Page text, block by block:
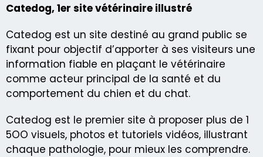
Catedog, 1er site vétérinaire illustré
Catedog est un site destiné au grand public se
fixant pour objectif d’apporter à ses visiteurs une
information fiable en plaçant le vétérinaire
comme acteur principal de la santé et du
comportement du chien et du chat.
Catedog est le premier site à proposer plus de 1
5OO visuels, photos et tutoriels vidéos, illustrant
chaque pathologie, pour mieux les comprendre.